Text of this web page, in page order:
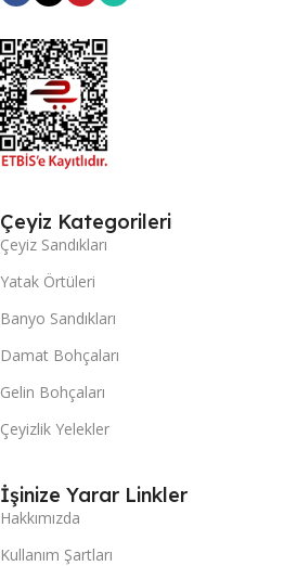
Çeyiz Kategorileri
Çeyiz Sandıkları
Yatak Örtüleri
Banyo Sandıkları
Damat Bohçaları
Gelin Bohçaları
Çeyizlik Yelekler
İşinize Yarar Linkler
Hakkımızda
Kullanım Şartları